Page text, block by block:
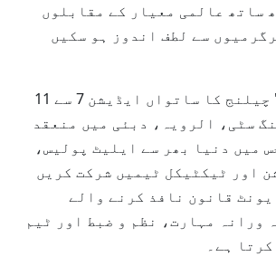
ساتھ عالمی معیار کے مقابلوں
سے لطف اندوز ہو سکیں
یو اے ای 'SWAT' چیلنج کا ساتواں ایڈیشن 7 سے 11
سٹی، الرویہ، دبئی میں منعقد
میں دنیا بھر سے ایلیٹ پولیس،
اور ٹیکٹیکل ٹیمیں شرکت کریں
قانون نافذ کرنے والے
ورانہ مہارت، نظم و ضبط اور ٹیم
ہے۔